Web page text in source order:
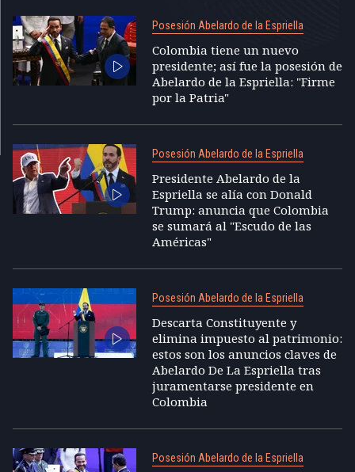
Posesión Abelardo de la Espriella
Colombia tiene un nuevo
presidente; así fue la posesión de
Abelardo de la Espriella: "Firme
por la Patria"
Posesión Abelardo de la Espriella
Presidente Abelardo de la
Espriella se alía con Donald
Trump: anuncia que Colombia
se sumará al "Escudo de las
Américas"
Posesión Abelardo de la Espriella
Descarta Constituyente y
elimina impuesto al patrimonio:
estos son los anuncios claves de
Abelardo De La Espriella tras
juramentarse presidente en
Colombia
Posesión Abelardo de la Espriella